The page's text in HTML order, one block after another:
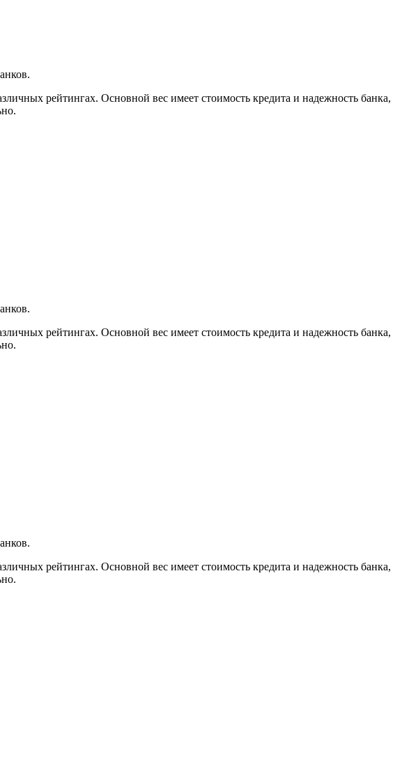
рейтингах. Основной вес имеет стоимость кредита и надежность банка,
рейтингах. Основной вес имеет стоимость кредита и надежность банка,
рейтингах. Основной вес имеет стоимость кредита и надежность банка,